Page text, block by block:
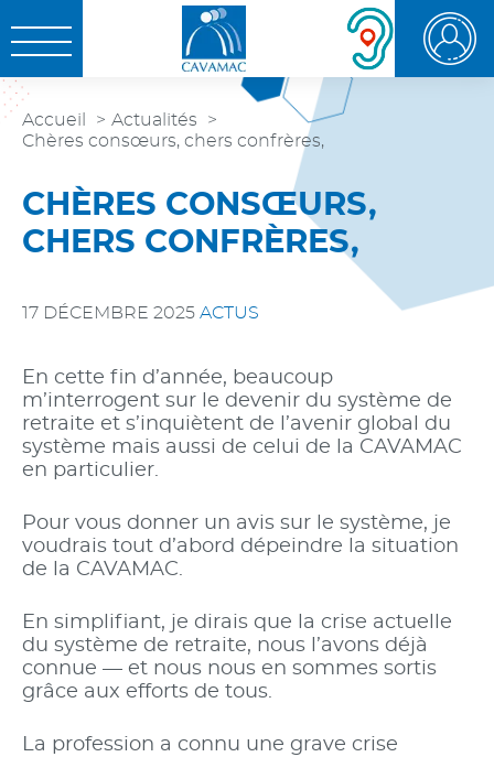
contenu
Aller au
menu
Aller à la
recherche
OUVRIR LE MENU
Accueil
Actualités
Chères consœurs, chers confrères,
CHÈRES CONSŒURS,
CHERS CONFRÈRES,
17 DÉCEMBRE 2025 ACTUS
En cette fin d’année, beaucoup
m’interrogent sur le devenir du système de
retraite et s’inquiètent de l’avenir global du
système mais aussi de celui de la CAVAMAC
en particulier.
Pour vous donner un avis sur le système, je
voudrais tout d’abord dépeindre la situation
de la CAVAMAC.
En simplifiant, je dirais que la crise actuelle
du système de retraite, nous l’avons déjà
connue — et nous nous en sommes sortis
grâce aux efforts de tous.
La profession a connu une grave crise